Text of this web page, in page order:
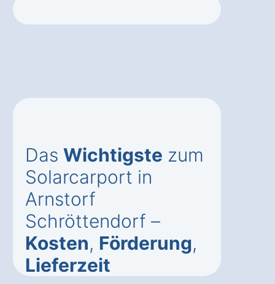
Das Wichtigste zum
Solarcarport in
Arnstorf
Schröttendorf –
Kosten, Förderung,
Lieferzeit